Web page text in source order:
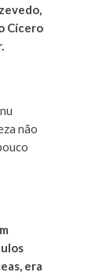
Cícero
não
era